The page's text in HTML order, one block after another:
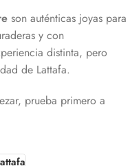
son auténticas joyas para
y con
distinta, pero
de Lattafa.
prueba primero a